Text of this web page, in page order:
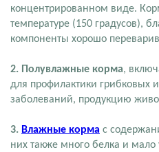
концентрированном виде.
температуре (150 градусов),
компоненты хорошо
2. Полувлажные корма,
для профилактики грибковых
заболеваний, продукцию
3. Влажные корма с
них также много белка и мало